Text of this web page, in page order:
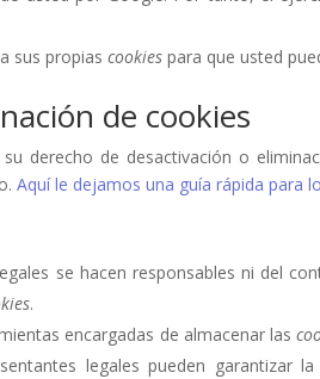
sus propiascookies para que usted
de cookies
derecho de desactivación o
Aquí le dejamos una guía rápida para
se hacen responsables ni del
.
encargadas de almacenar las
legales pueden garantizar